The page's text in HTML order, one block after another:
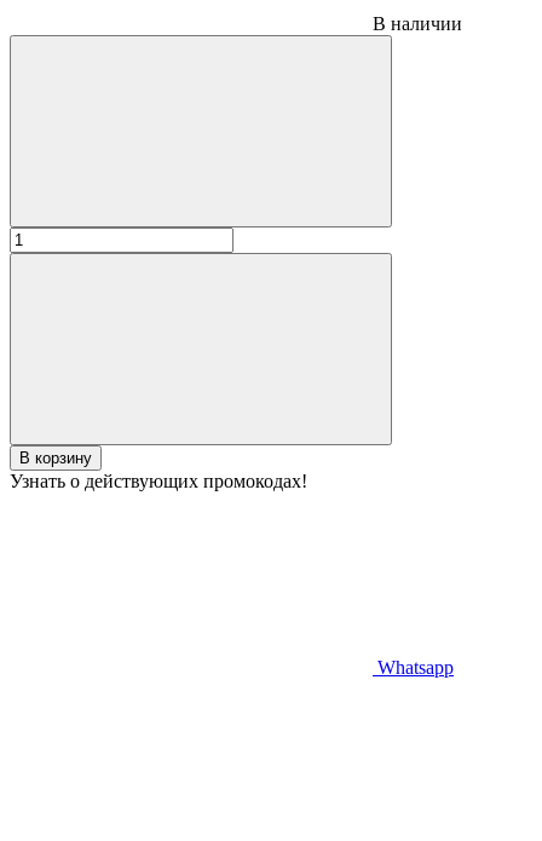
В наличии
В корзину
Узнать о действующих промокодах!
Whatsapp